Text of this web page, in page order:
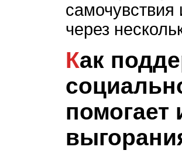
через
Как поддержание
помогает